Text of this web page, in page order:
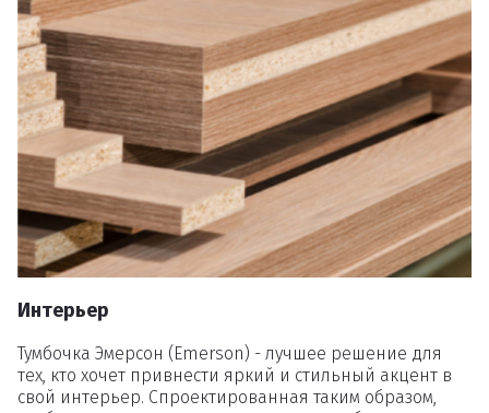
Интерьер
Тумбочка Эмерсон (Emerson) - лучшее решение для
тех, кто хочет привнести яркий и стильный акцент в
свой интерьер. Спроектированная таким образом,